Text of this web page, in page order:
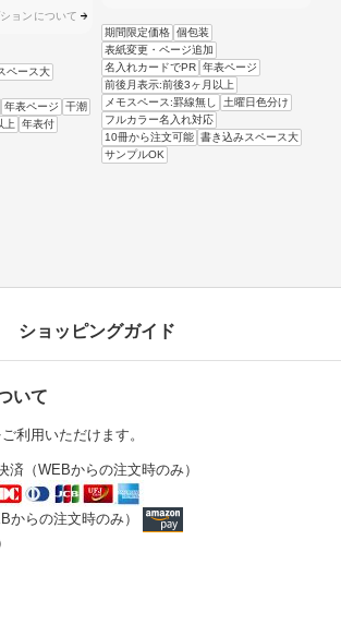
ョンについて
ペース大
年表ページ
干潮
上
年表付
期間限定価格 個包装
表紙変更・ページ追加
名入れカードでPR 年表ページ
前後月表示:前後3ヶ月以上
メモスペース:罫線無し
土曜日色分け
フルカラー名入れ対応
10冊から注文可能 書き込みスペース大
サンプルOK
ショッピングガイド
いて
利用いただけます。
済（WEBからの注文時のみ）
からの注文時のみ）